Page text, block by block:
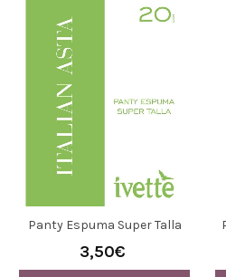
Panty Espuma Super Talla
Italian Asta 365 Ivette
3,50€